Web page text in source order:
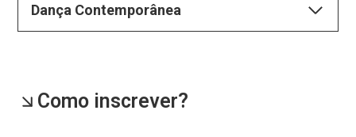
Dança Contemporânea
Como inscrever?